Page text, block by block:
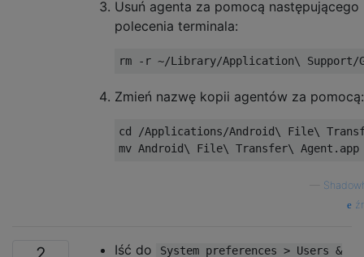
Usuń agenta za pomocą następującego
polecenia terminala:
Zmień nazwę kopii agentów za pomocą:
cd /Applications/Android\ File\
Iść do System preferences > Users &